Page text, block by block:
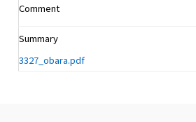
Comment
Summary
3327_obara.pdf